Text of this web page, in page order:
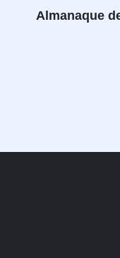
Almanaque